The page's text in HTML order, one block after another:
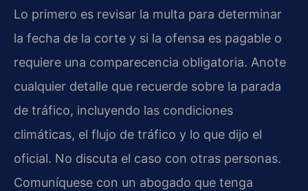
Lo primero es revisar la multa para determinar
la fecha de la corte y si la ofensa es pagable o
requiere una comparecencia obligatoria. Anote
cualquier detalle que recuerde sobre la parada
de tráfico, incluyendo las condiciones
climáticas, el flujo de tráfico y lo que dijo el
oficial. No discuta el caso con otras personas.
Comuníquese con un abogado que tenga